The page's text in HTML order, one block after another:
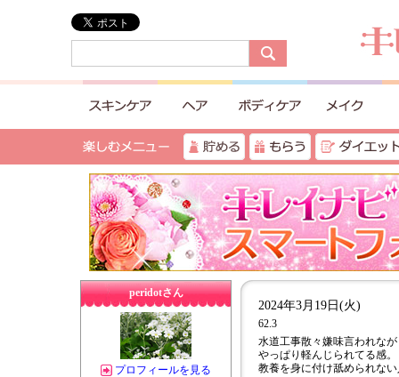
peridotさん
プロフィールを見る
2024年3月19日(火)
62.3
水道工事散々嫌味言われな
やっぱり軽んじられてる感
教養を身に付け舐められな